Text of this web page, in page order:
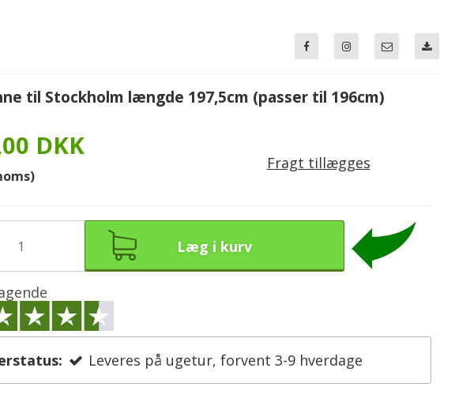
til Stockholm længde 197,5cm (passer til 196cm)
DKK
Fragt tillægges
Læg i kurv
Leveres på ugetur, forvent 3-9 hverdage